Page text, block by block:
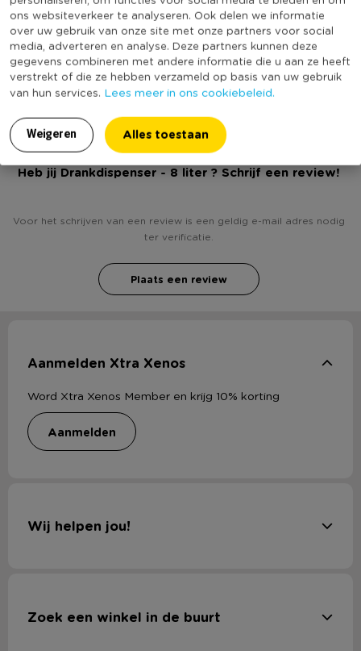
ons websiteverkeer te analyseren. Ook delen we informatie
over uw gebruik van onze site met onze partners voor social
media, adverteren en analyse. Deze partners kunnen deze
gegevens combineren met andere informatie die u aan ze heeft
verstrekt of die ze hebben verzameld op basis van uw gebruik
van hun services. Lees meer in ons cookiebeleid.
Weigeren Alles toestaan
Inhoud in liter
8
Stapelbaar
Nee
Duurzaamheidsscore
(Nog) geen score
bekend
Heb jij Drankdispenser - 8 liter ? Schrijf een review!
Voor het schrijven van een review is een geldig e-mail adres nodig
ter verificatie.
Plaats een review
Aanmelden Xtra Xenos
Word Xtra Xenos Member en krijg 10% korting
aanmelden
Wij helpen jou!
Zoek een winkel in de buurt